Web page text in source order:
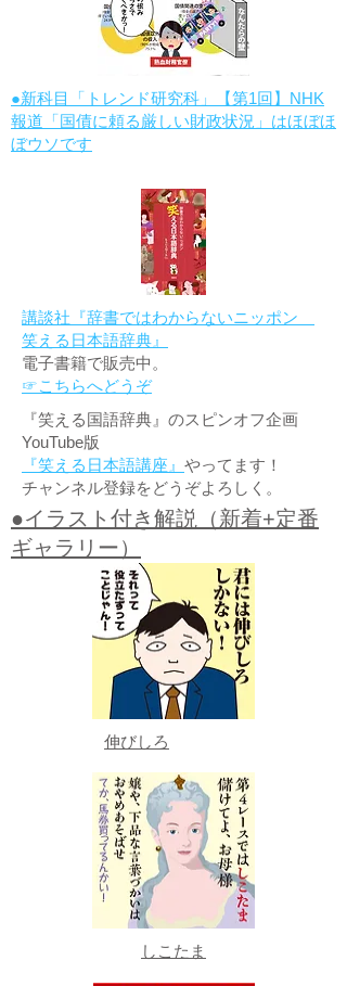
●新科目「トレンド研究科」【第1回】NHK
報道「国債に頼る厳しい財政状況」はほぼほ
ぼウソです
講談社『辞書ではわからないニッポン
笑える日本語辞典』
電子書籍で販売中。
☞こちらへどうぞ
『笑える国語辞典』のスピンオフ企画
YouTube版
『笑える日本語講座』 やってます！
チャンネル登録をどうぞよろしく。
●イラスト付き解説（新着+定番
ギャラリー）
伸びしろ
しこたま